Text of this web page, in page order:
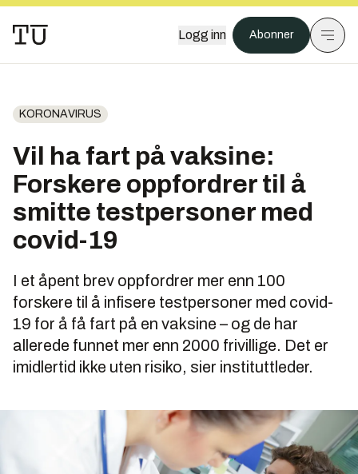
Logg inn Abonner
KORONAVIRUS
Vil ha fart på vaksine:
Forskere oppfordrer til å
smitte testpersoner med
covid-19
I et åpent brev oppfordrer mer enn 100
forskere til å infisere testpersoner med covid-
19 for å få fart på en vaksine – og de har
allerede funnet mer enn 2000 frivillige. Det er
imidlertid ikke uten risiko, sier instituttleder.